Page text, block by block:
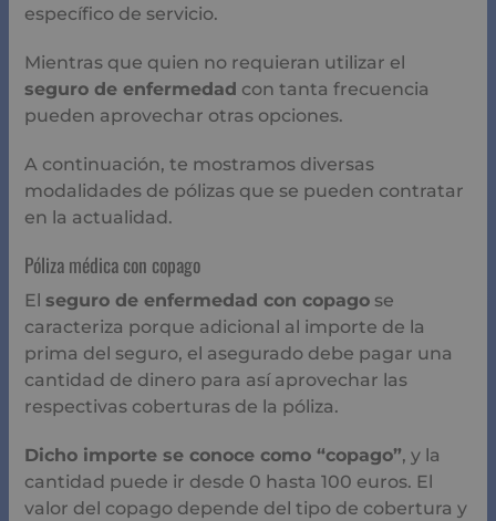
específico de servicio.
Mientras que quien no requieran utilizar el
seguro de enfermedad con tanta frecuencia
pueden aprovechar otras opciones.
A continuación, te mostramos diversas
modalidades de pólizas que se pueden contratar
en la actualidad.
Póliza médica con copago
El seguro de enfermedad con copago se
caracteriza porque adicional al importe de la
prima del seguro, el asegurado debe pagar una
cantidad de dinero para así aprovechar las
respectivas coberturas de la póliza.
Dicho importe se conoce como “copago”, y la
cantidad puede ir desde 0 hasta 100 euros. El
valor del copago depende del tipo de cobertura y